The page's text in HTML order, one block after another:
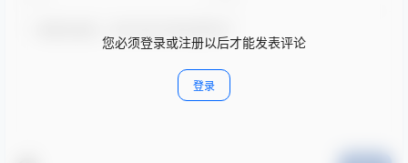
您必须登录或注册以后才能发表评论
登录